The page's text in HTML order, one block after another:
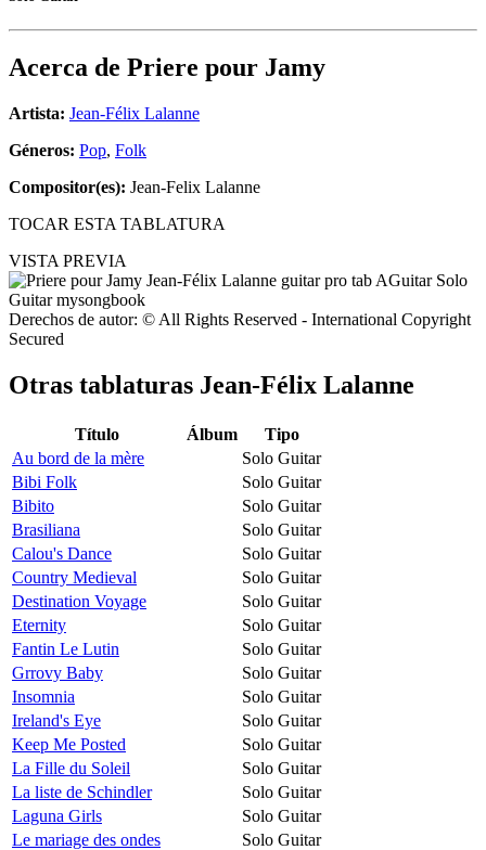
Acerca de Priere pour Jamy
Artista: Jean-Félix Lalanne
Géneros: Pop, Folk
Compositor(es): Jean-Felix Lalanne
TOCAR ESTA TABLATURA
VISTA PREVIA
Derechos de autor: © All Rights Reserved - International Copyright
Secured
Otras tablaturas Jean-Félix Lalanne
Título Álbum
Tipo
Au bord de la mère
Solo Guitar
Bibi Folk
Solo Guitar
Bibito
Solo Guitar
Brasiliana
Solo Guitar
Calou's Dance
Solo Guitar
Country Medieval
Solo Guitar
Destination Voyage
Solo Guitar
Eternity
Solo Guitar
Fantin Le Lutin
Solo Guitar
Grrovy Baby
Solo Guitar
Insomnia
Solo Guitar
Ireland's Eye
Solo Guitar
Keep Me Posted
Solo Guitar
La Fille du Soleil
Solo Guitar
La liste de Schindler
Solo Guitar
Laguna Girls
Solo Guitar
Le mariage des ondes
Solo Guitar